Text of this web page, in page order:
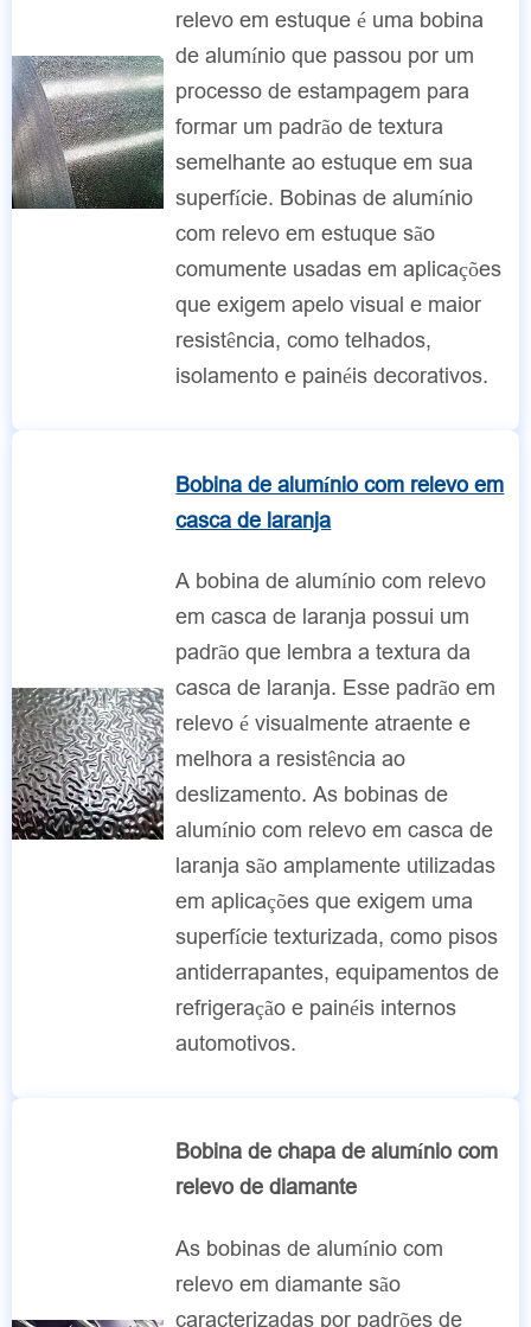
relevo em estuque é uma bobina
de alumínio que passou por um
processo de estampagem para
formar um padrão de textura
semelhante ao estuque em sua
superfície. Bobinas de alumínio
com relevo em estuque são
comumente usadas em aplicações
que exigem apelo visual e maior
resistência, como telhados,
isolamento e painéis decorativos.
Bobina de alumínio com relevo em
casca de laranja
A bobina de alumínio com relevo
em casca de laranja possui um
padrão que lembra a textura da
casca de laranja. Esse padrão em
relevo é visualmente atraente e
melhora a resistência ao
deslizamento. As bobinas de
alumínio com relevo em casca de
laranja são amplamente utilizadas
em aplicações que exigem uma
superfície texturizada, como pisos
antiderrapantes, equipamentos de
refrigeração e painéis internos
automotivos.
Bobina de chapa de alumínio com
relevo de diamante
As bobinas de alumínio com
relevo em diamante são
caracterizadas por padrões de